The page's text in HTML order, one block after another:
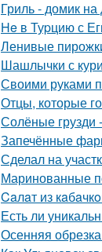
Гриль - домик
He в Туpцию с
Ленивые
Шашлычки с
Своими руками
Отцы, которые
Солёные грузди
Запечённые
Сделал на
Маринованные
Caлaт из
Есть ли
Осенняя